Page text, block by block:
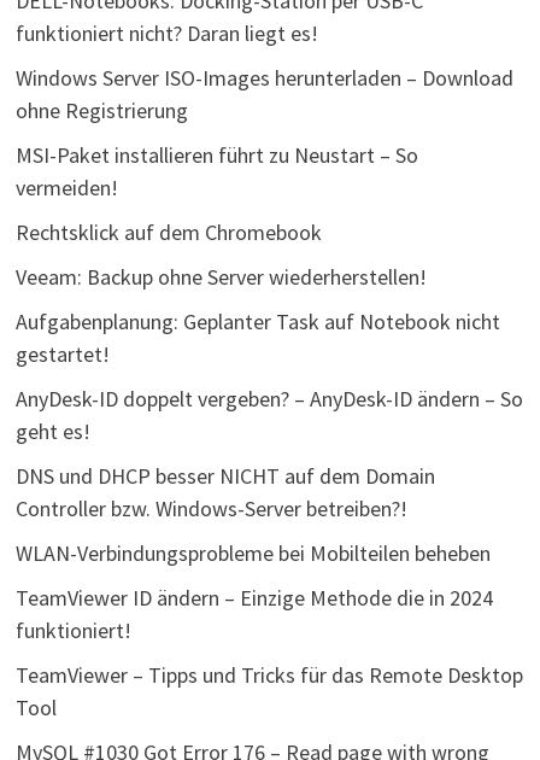
funktioniert nicht? Daran liegt es!
Windows Server ISO-Images herunterladen – Download
ohne Registrierung
MSI-Paket installieren führt zu Neustart – So
vermeiden!
Rechtsklick auf dem Chromebook
Veeam: Backup ohne Server wiederherstellen!
Aufgabenplanung: Geplanter Task auf Notebook nicht
gestartet!
AnyDesk-ID doppelt vergeben? – AnyDesk-ID ändern – So
geht es!
DNS und DHCP besser NICHT auf dem Domain
Controller bzw. Windows-Server betreiben?!
WLAN-Verbindungsprobleme bei Mobilteilen beheben
TeamViewer ID ändern – Einzige Methode die in 2024
funktioniert!
TeamViewer – Tipps und Tricks für das Remote Desktop
Tool
MySQL #1030 Got Error 176 – Read page with wrong